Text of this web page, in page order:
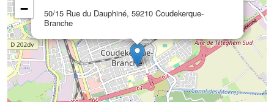
50/15 Rue du Dauphiné, 59210 Coudekerque-
Branche
−